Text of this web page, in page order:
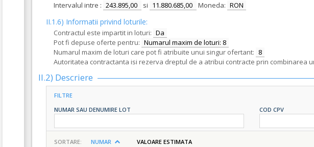
Intervalul intre : 243.895,00 si 11.880.685,00 Moneda: RON
II.1.6) Informatii privind loturile:
Contractul este impartit in loturi: Da
Pot fi depuse oferte pentru: Numarul maxim de loturi: 8
Numarul maxim de loturi care pot fi atribuite unui singur ofertant: 8
Autoritatea contractanta isi rezerva dreptul de a atribui contracte prin combinarea
II.2) Descriere
FILTRE
NUMAR SAU DENUMIRE LOT
COD CPV
SORTARE: NUMAR VALOARE ESTIMATA